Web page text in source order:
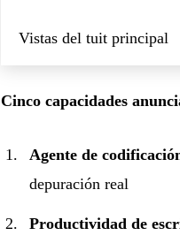
Vistas del tuit principal
Cinco capacidades
Agente de
depuración real
Productividad de